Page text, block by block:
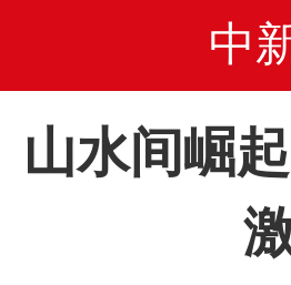
中
山水间崛